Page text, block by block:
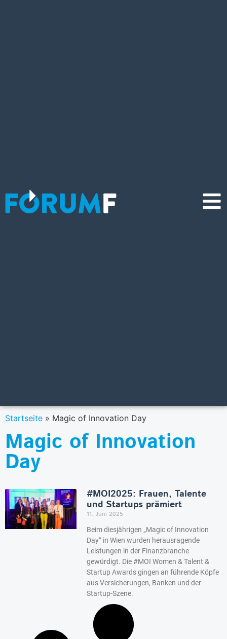
Startseite » Magic of Innovation Day
Magic of Innovation
Day
#MOI2025: Frauen, Talente
und Startups prämiert
11. Juni 2025
Beim diesjährigen „Magic of Innovation
Day“ in Wien wurden herausragende
Leistungen in der Finanzbranche
gewürdigt. Die #MOI Women & Talent &
Startup Awards gingen an führende Köpfe
aus Versicherungen, Banken und der
Startup-Szene.